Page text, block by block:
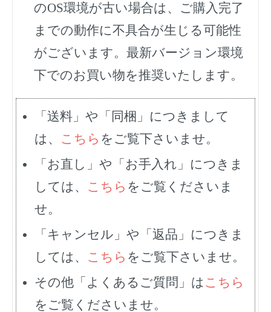
のOS環境が古い場合は、ご購入完了
までの動作に不具合が生じる可能性
がございます。最新バージョン環境
下でのお買い物を推奨いたします。
「送料」や「同梱」につきまして
は、 こちら をご覧下さいませ。
「お直し」や「お手入れ」につきま
しては、 こちら をご覧くださいま
せ。
「キャンセル」や「返品」につきま
しては、 こちら をご覧下さいませ。
その他「よくあるご質問」は こちら
をご覧くださいませ。